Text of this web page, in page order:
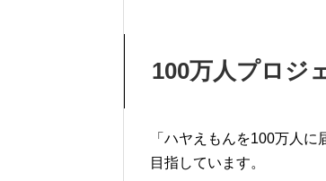
100万人プロジ
「ハヤえもんを100万人
目指しています。